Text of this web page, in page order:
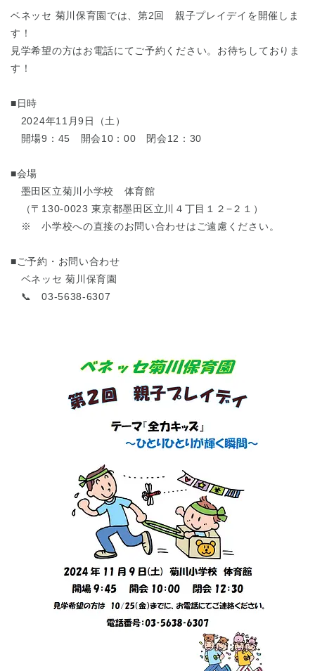
ベネッセ 菊川保育園では、第2回 親子プレイデイを開催しま
す！
見学希望の方はお電話にてご予約ください。お待ちしておりま
す！
■日時
2024年11月9日（土）
開場9：45 開会10：00 閉会12：30
■会場
墨田区立菊川小学校 体育館
（〒130-0023 東京都墨田区立川４丁目１２−２１）
※ 小学校への直接のお問い合わせはご遠慮ください。
■ご予約・お問い合わせ
ベネッセ 菊川保育園
📞 03-5638-6307